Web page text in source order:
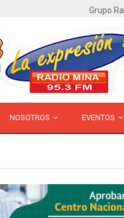
Grupo
NOSOTROS EVENTOS